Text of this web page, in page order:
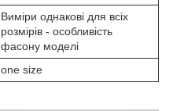
Виміри однакові для всіх
розмірів - особливість
фасону моделі
one size